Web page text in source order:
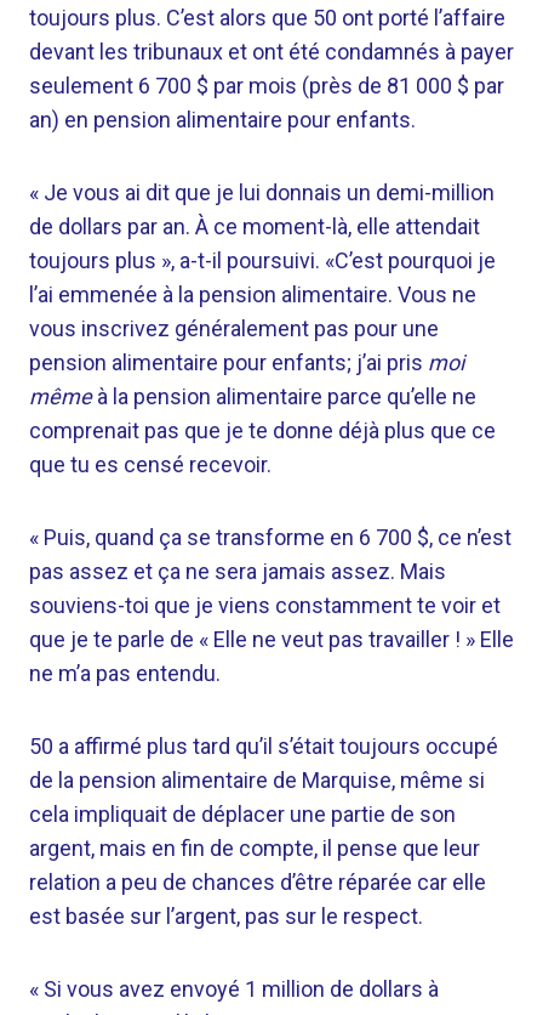
toujours plus. C’est alors que 50 ont porté l’affaire
devant les tribunaux et ont été condamnés à payer
seulement 6 700 $ par mois (près de 81 000 $ par
an) en pension alimentaire pour enfants.
« Je vous ai dit que je lui donnais un demi-million
de dollars par an. À ce moment-là, elle attendait
toujours plus », a-t-il poursuivi. «C’est pourquoi je
l’ai emmenée à la pension alimentaire. Vous ne
vous inscrivez généralement pas pour une
pension alimentaire pour enfants; j’ai pris moi
mêmeà la pension alimentaire parce qu’elle ne
comprenait pas que je te donne déjà plus que ce
que tu es censé recevoir.
« Puis, quand ça se transforme en 6 700 $, ce n’est
pas assez et ça ne sera jamais assez. Mais
souviens-toi que je viens constamment te voir et
que je te parle de « Elle ne veut pas travailler ! » Elle
ne m’a pas entendu.
50 a affirmé plus tard qu’il s’était toujours occupé
de la pension alimentaire de Marquise, même si
cela impliquait de déplacer une partie de son
argent, mais en fin de compte, il pense que leur
relation a peu de chances d’être réparée car elle
est basée sur l’argent, pas sur le respect.
« Si vous avez envoyé 1 million de dollars à